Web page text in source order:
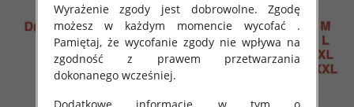
Wyrażenie zgody jest dobrowolne. Zgodę
możesz w każdym momencie wycofać .
Pamiętaj, że wycofanie zgody nie wpływa na
zgodność z prawem przetwarzania
dokonanego wcześniej.
Dodatkowe informacje, w tym o